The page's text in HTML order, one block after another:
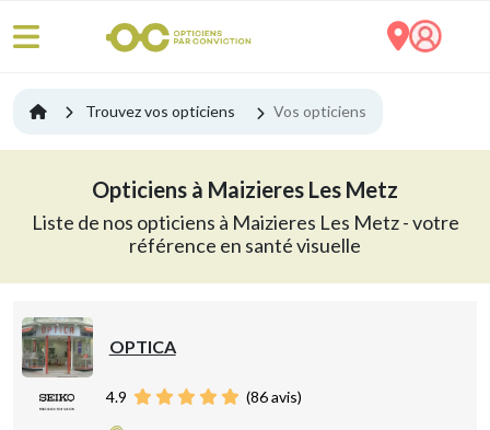
Trouvez vos opticiens Vos opticiens
Opticiens à Maizieres Les Metz
Liste de nos opticiens à Maizieres Les Metz - votre
référence en santé visuelle
OPTICA
4.9 (86avis)